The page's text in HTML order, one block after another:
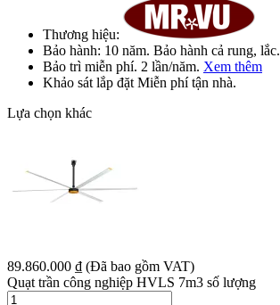
Thương hiệu:
Bảo hành: 10 năm. Bảo hành cả rung, lắc.
Bảo trì miễn phí. 2 lần/năm. Xem thêm
Khảo sát lắp đặt Miễn phítận nhà.
Lựa chọn khác
89.860.000 ₫ (Đã bao gồm VAT)
Quạt trần công nghiệp HVLS 7m3 số lượng